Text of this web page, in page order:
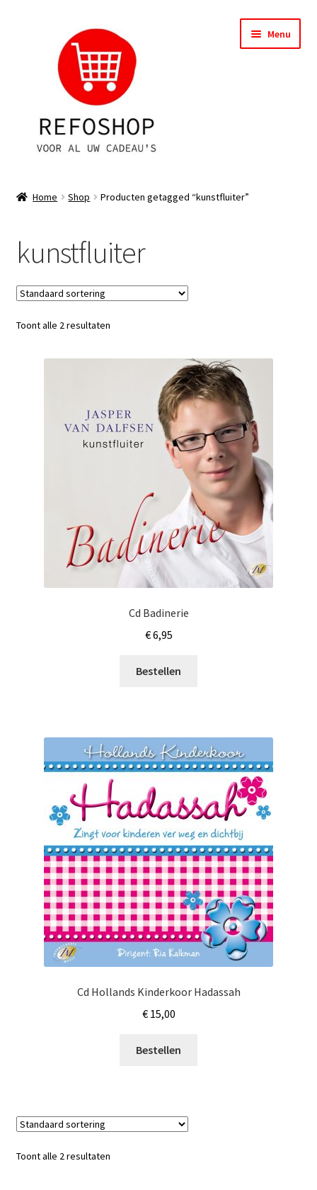
navigatie
Menu
Assortiment
Account
Nieuws
Home Shop Producten getagged “kunstfluiter”
kunstfluiter
Toont alle 2 resultaten
Cd Badinerie
€6,95
Bestellen
Cd Hollands Kinderkoor Hadassah
€15,00
Bestellen
Toont alle 2 resultaten